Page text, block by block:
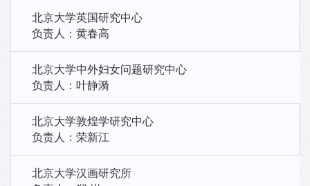
北京大学英国研究中心
负责人：黄春高
北京大学中外妇女问题研究中心
负责人：叶静漪
北京大学敦煌学研究中心
负责人：荣新江
北京大学汉画研究所